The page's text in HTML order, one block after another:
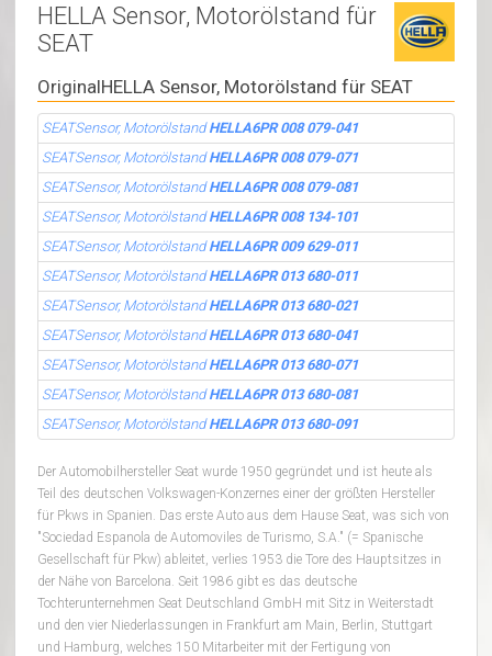
HELLA Sensor, Motorölstand für
SEAT
OriginalHELLA Sensor, Motorölstand für SEAT
SEATSensor, MotorölstandHELLA6PR 008 079-041
SEATSensor, MotorölstandHELLA6PR 008 079-071
SEATSensor, MotorölstandHELLA6PR 008 079-081
SEATSensor, MotorölstandHELLA6PR 008 134-101
SEATSensor, MotorölstandHELLA6PR 009 629-011
SEATSensor, MotorölstandHELLA6PR 013 680-011
SEATSensor, MotorölstandHELLA6PR 013 680-021
SEATSensor, MotorölstandHELLA6PR 013 680-041
SEATSensor, MotorölstandHELLA6PR 013 680-071
SEATSensor, MotorölstandHELLA6PR 013 680-081
SEATSensor, MotorölstandHELLA6PR 013 680-091
Der Automobilhersteller Seat wurde 1950 gegründet und ist heute als
Teil des deutschen Volkswagen-Konzernes einer der größten Hersteller
für Pkws in Spanien. Das erste Auto aus dem Hause Seat, was sich von
"Sociedad Espanola de Automoviles de Turismo, S.A." (= Spanische
Gesellschaft für Pkw) ableitet, verlies 1953 die Tore des Hauptsitzes in
der Nähe von Barcelona. Seit 1986 gibt es das deutsche
Tochterunternehmen Seat Deutschland GmbH mit Sitz in Weiterstadt
und den vier Niederlassungen in Frankfurt am Main, Berlin, Stuttgart
und Hamburg, welches 150 Mitarbeiter mit der Fertigung von